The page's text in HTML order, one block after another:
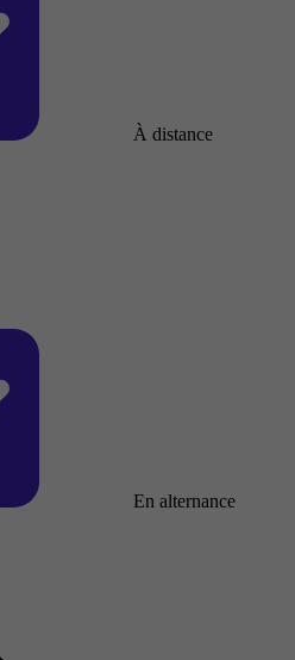
À distance
En alternance